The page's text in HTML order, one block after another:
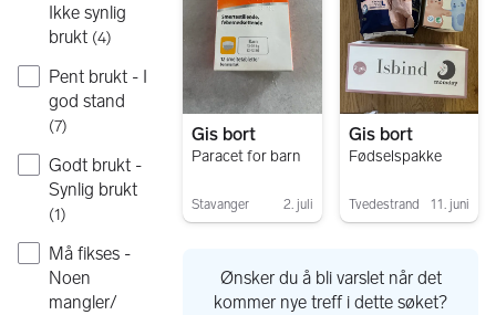
Ikke synlig
brukt (4)
Pent brukt - I
god stand
(7)
Godt brukt -
Synlig brukt
(1)
Må fikses -
Noen
mangler/
Gis bort
Paracet for barn
Stavanger 2. juli
Gis bort
Fødselspakke
Tvedestrand 11. juni
Ønsker du å bli varslet når det
kommer nye treff i dette søket?